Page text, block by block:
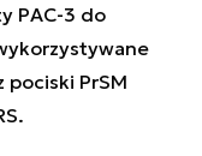
PAC-3 do
pociski PrSM